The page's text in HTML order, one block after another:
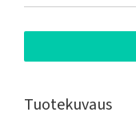
Tuotekuvaus